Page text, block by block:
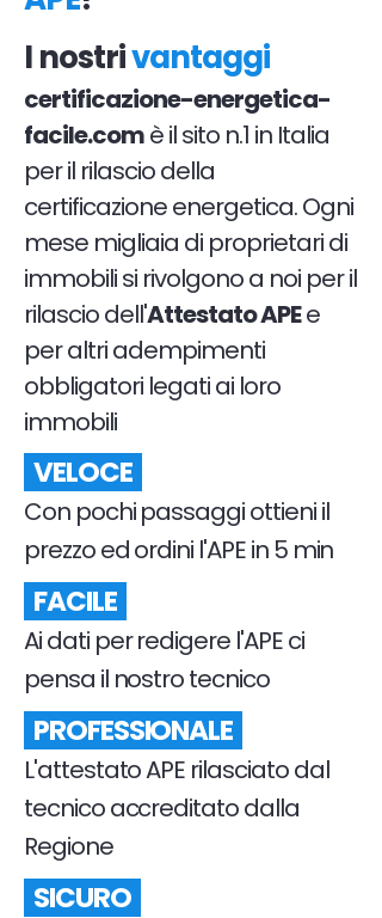
I nostrivantaggi
certificazione-energetica-
facile.comè il sito n.1 in Italia
per il rilascio della
certificazione energetica. Ogni
mese migliaia di proprietari di
immobili si rivolgono a noi per il
rilascio dell'Attestato APEe
per altri adempimenti
obbligatori legati ai loro
immobili
VELOCE
Con pochi passaggi ottieni il
prezzo ed ordini l'APE in 5 min
FACILE
Ai dati per redigere l'APE ci
pensa il nostro tecnico
PROFESSIONALE
L'attestato APE rilasciato dal
tecnico accreditato dalla
Regione
SICURO